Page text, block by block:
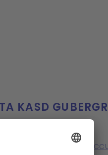
KASD
vero eos et